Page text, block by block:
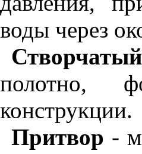
воды через
полотно,
конструкции.
Притвор -